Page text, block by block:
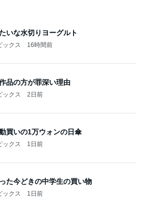
いな水切りヨーグルト
ックス 16時間前
品の方が罪深い理由
ックス 2日前
買いの1万ウォンの日傘
ックス 1日前
た今どきの中学生の買い物
ックス 1日前